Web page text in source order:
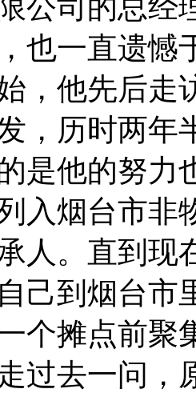
公司的总经
也一直遗憾
，他先后
，历时两年
是他的努力
入烟台市非
人。直到现
己到烟台市
个摊点前聚
过去一问，